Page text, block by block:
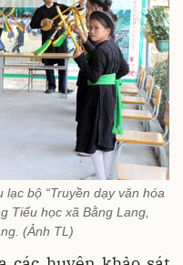
bộ “Truyền dạy văn hóa
Tiểu học xã Bằng Lang,
(Ảnh TL)